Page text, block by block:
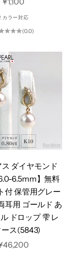
カラー対応
(0.0)
追加
ダイヤモンド
6.5mm】無料
付 保管用グレー
耳用 ゴールド あ
ドロップ 雫 レ
ース(5843)
ール価格